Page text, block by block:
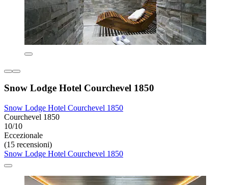
Snow Lodge Hotel Courchevel 1850
Snow Lodge Hotel Courchevel 1850
Courchevel 1850
10/10
Eccezionale
(15 recensioni)
Snow Lodge Hotel Courchevel 1850